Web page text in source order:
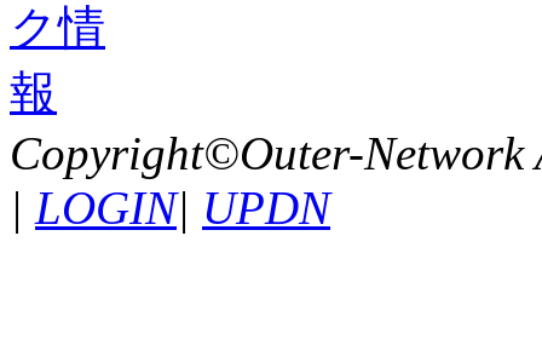
Copyright©Outer-Network
| LOGIN| UPDN